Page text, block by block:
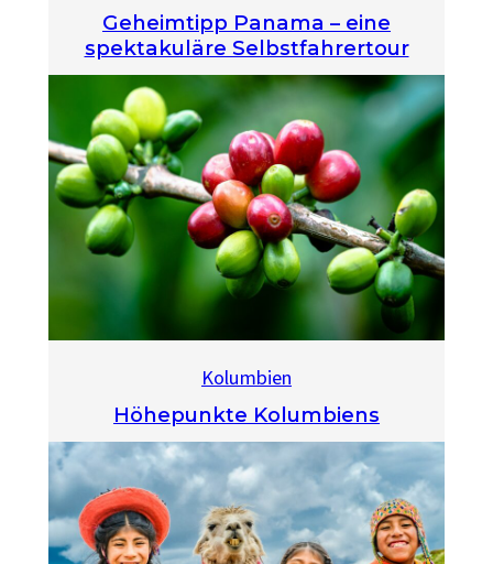
Geheimtipp Panama – eine
spektakuläre Selbstfahrertour
Kolumbien
Höhepunkte Kolumbiens